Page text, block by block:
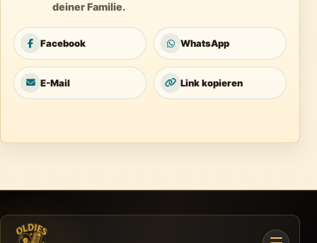
deiner Familie.
Facebook WhatsApp
E-Mail Link kopieren